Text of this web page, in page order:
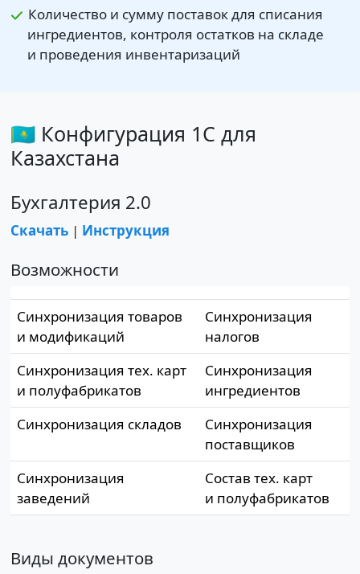
Количество и сумму поставок для списания
ингредиентов, контроля остатков на складе
и проведения инвентаризаций
🇰🇿 Конфигурация 1С для
Казахстана
Бухгалтерия 2.0
Скачать| Инструкция
Возможности
Синхронизация товаров
и модификаций
Синхронизация
налогов
Синхронизация тех. карт
и полуфабрикатов
Синхронизация
ингредиентов
Синхронизация складов
Синхронизация
поставщиков
Синхронизация
заведений
Состав тех. карт
и полуфабрикатов
Виды документов